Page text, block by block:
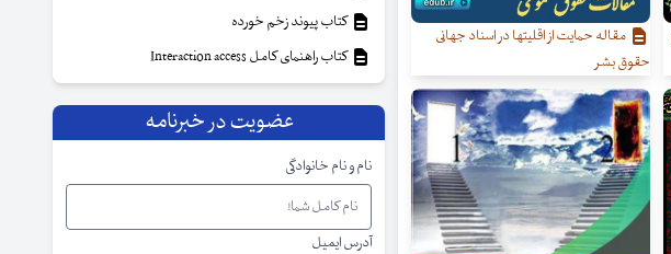
مقاله حمایت از اقلیتها در اسناد جهانی
حقوق بشر
کتاب پیوند زخم خورده
کتاب راهنمای کامل Interaction access
عضویت در خبرنامه
نام و نام خانوادگی
آدرس ایمیل